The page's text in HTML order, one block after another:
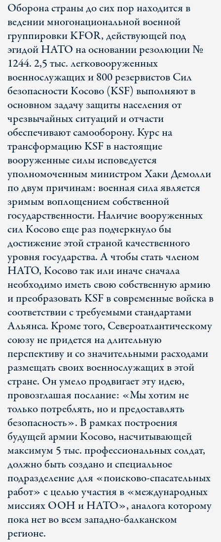
Оборона страны до сих пор находится в
ведении многонациональной военной
группировки KFOR, действующей под
эгидой НАТО на основании резолюции №
1244. 2,5 тыс. легковооруженных
военнослужащих и 800 резервистов Сил
безопасности Косово (KSF) выполняют в
основном задачу защиты населения от
чрезвычайных ситуаций и отчасти
обеспечивают самооборону. Курс на
трансформацию KSF в настоящие
вооруженные силы исповедуется
уполномоченным министром Хаки Демолли
по двум причинам: военная сила является
зримым воплощением собственной
государственности. Наличие вооруженных
сил Косово еще раз подчеркнуло бы
достижение этой страной качественного
уровня государства. А чтобы стать членом
НАТО, Косово так или иначе сначала
необходимо иметь свою собственную армию
и преобразовать KSF в современные войска в
соответствии с требуемыми стандартами
Альянса. Кроме того, Североатлантическому
союзу не придется на длительную
перспективу и со значительными расходами
размещать своих военнослужащих в этой
стране. Он умело продвигает эту идею,
провозглашая послание: «Мы хотим не
только потреблять, но и предоставлять
безопасность». В рамках построения
будущей армии Косово, насчитывающей
максимум 5 тыс. профессиональных солдат,
должно быть создано и специальное
подразделение для «поисково-спасательных
работ» с целью участия в «международных
миссиях ООН и НАТО», аналога которому
пока нет во всем западно-балканском
регионе.